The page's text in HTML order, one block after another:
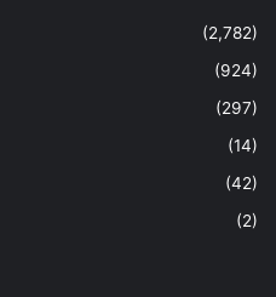
(2,782)
(924)
(297)
(14)
(42)
(2)